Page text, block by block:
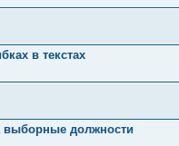
в текстах
выборные должности